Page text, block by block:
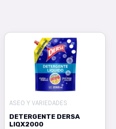
ASEO Y VARIEDADES
DETERGENTE DERSA
LIQX2000